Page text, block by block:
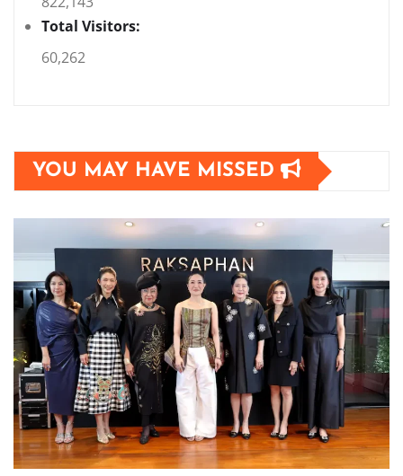
Total Visitors:
60,262
YOU MAY HAVE MISSED